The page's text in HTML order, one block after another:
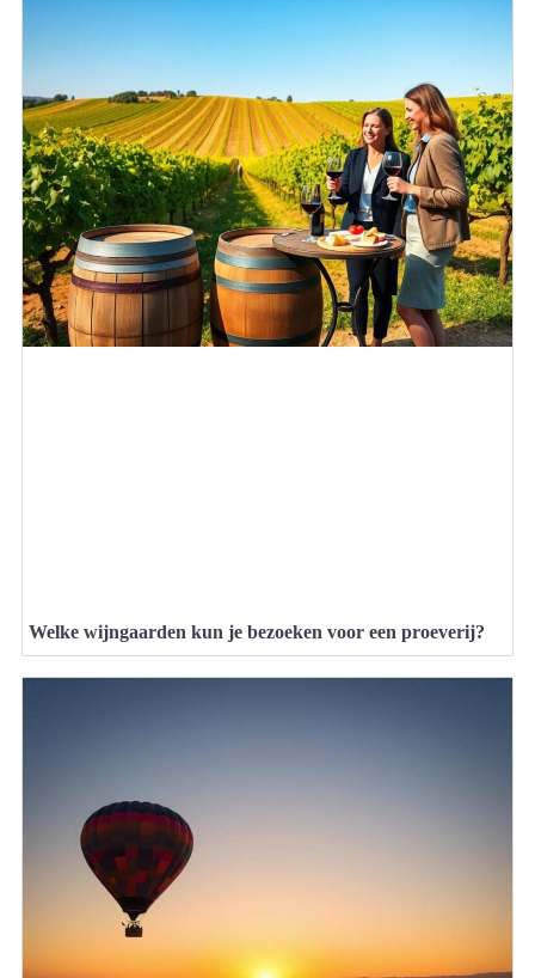
Welke wijngaarden kun je bezoeken voor een proeverij?